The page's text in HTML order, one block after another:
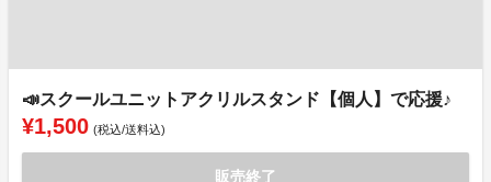
📣スクールユニットアクリルスタンド【個人】で応援♪
¥1,500 (税込/送料込)
販売終了